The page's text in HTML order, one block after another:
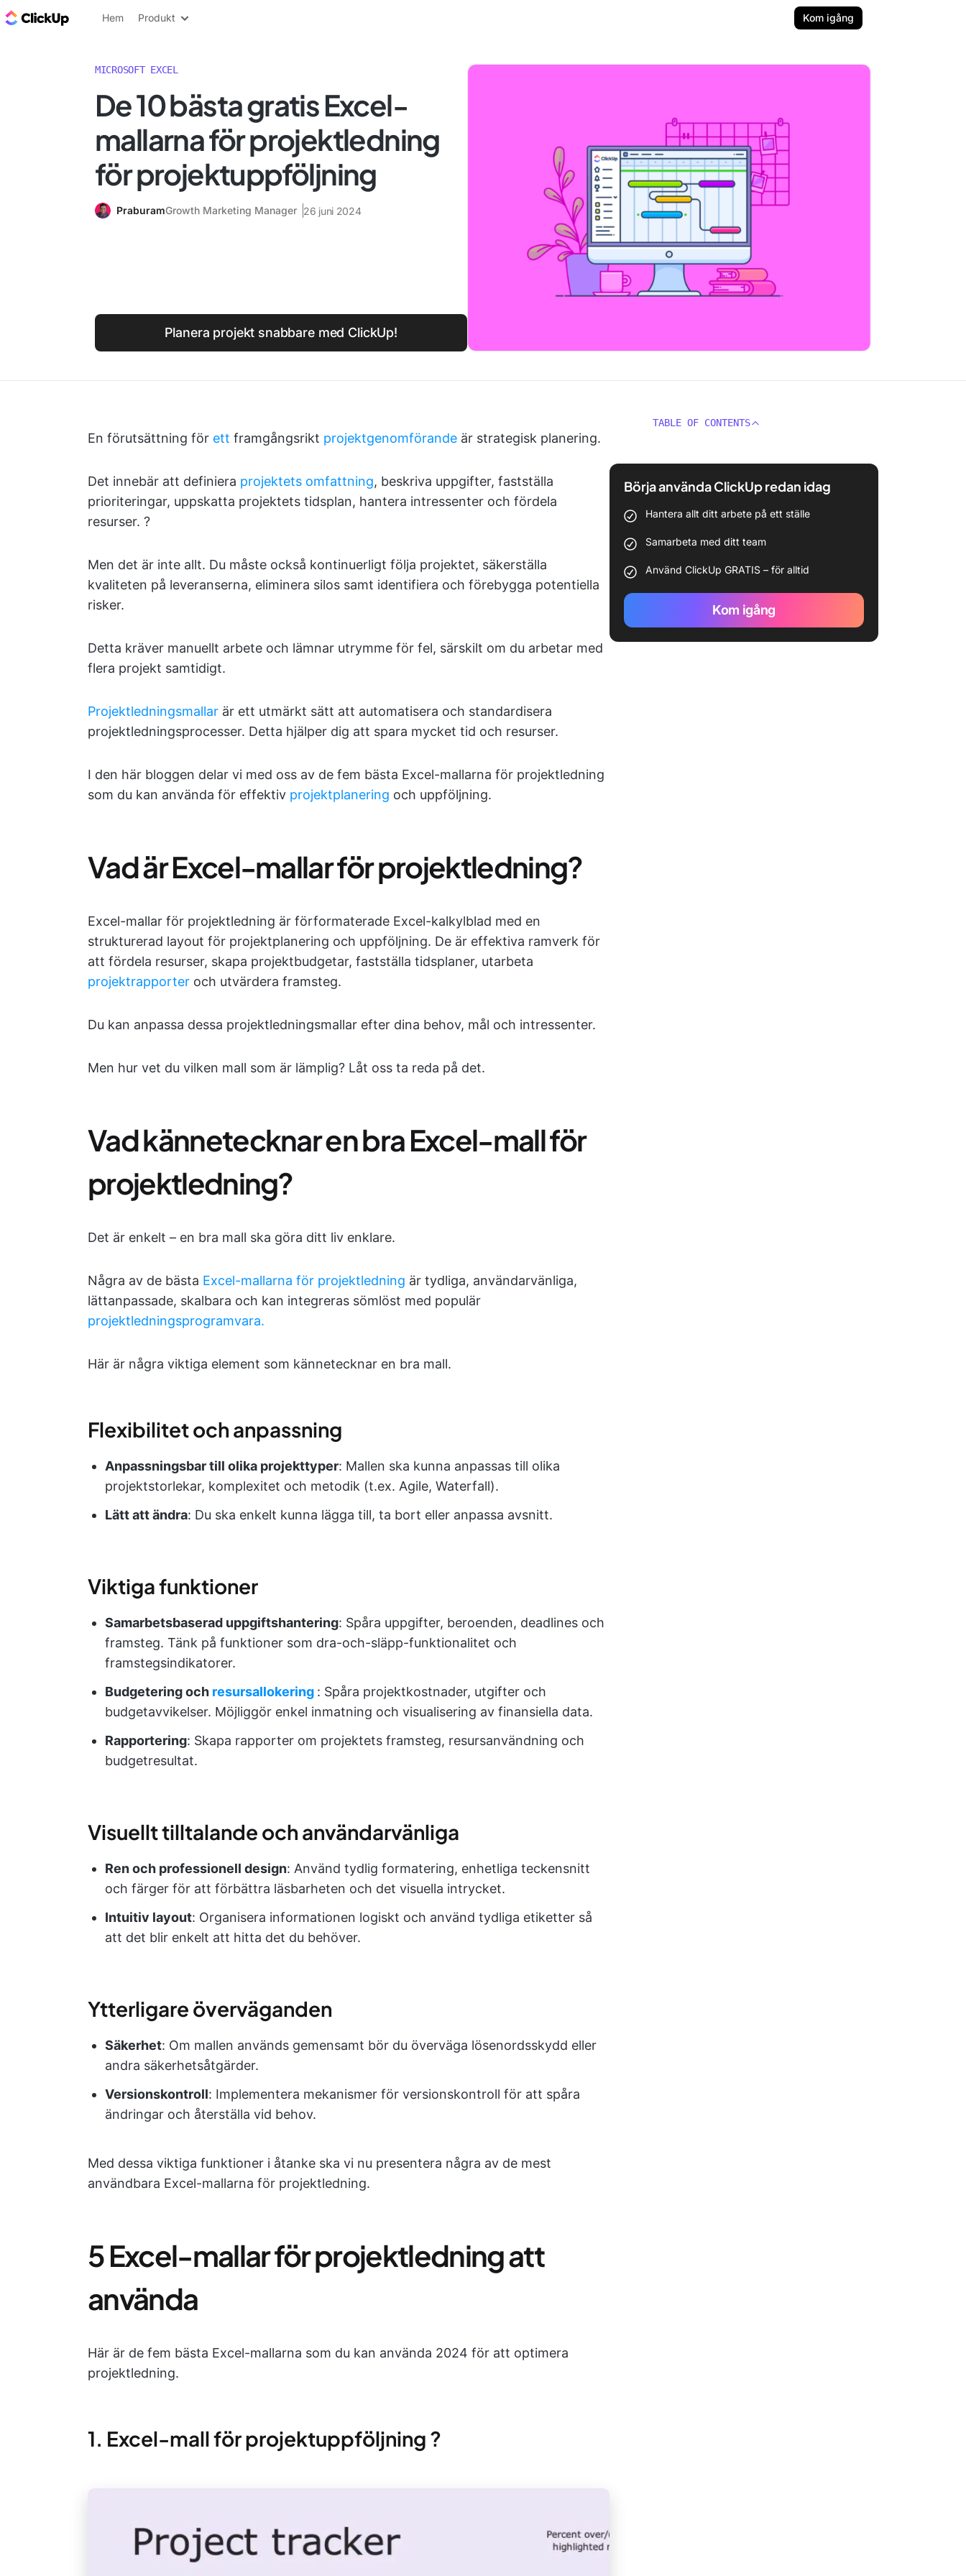
ClickUp-bloggen
Hem Produkt Kom igång
MICROSOFT EXCEL
De 10 bästa gratis Excel-
mallarna för projektledning
för projektuppföljning
PraburamGrowth Marketing Manager 26 juni 2024
Planera projekt snabbare med ClickUp!
En förutsättning för ett framgångsrikt projektgenomförande är strategisk planering.
Det innebär att definiera projektets omfattning, beskriva uppgifter, fastställa
prioriteringar, uppskatta projektets tidsplan, hantera intressenter och fördela
resurser. ?
Men det är inte allt. Du måste också kontinuerligt följa projektet, säkerställa
kvaliteten på leveranserna, eliminera silos samt identifiera och förebygga potentiella
risker.
Detta kräver manuellt arbete och lämnar utrymme för fel, särskilt om du arbetar med
flera projekt samtidigt.
Projektledningsmallar är ett utmärkt sätt att automatisera och standardisera
projektledningsprocesser. Detta hjälper dig att spara mycket tid och resurser.
I den här bloggen delar vi med oss av de fem bästa Excel-mallarna för projektledning
som du kan använda för effektiv projektplanering och uppföljning.
Vad är Excel-mallar för projektledning?
Excel-mallar för projektledning är förformaterade Excel-kalkylblad med en
strukturerad layout för projektplanering och uppföljning. De är effektiva ramverk för
att fördela resurser, skapa projektbudgetar, fastställa tidsplaner, utarbeta
projektrapporter och utvärdera framsteg.
Du kan anpassa dessa projektledningsmallar efter dina behov, mål och intressenter.
Men hur vet du vilken mall som är lämplig? Låt oss ta reda på det.
Vad kännetecknar en bra Excel-mall för
projektledning?
Det är enkelt – en bra mall ska göra ditt liv enklare.
Några av de bästa Excel-mallarna för projektledning är tydliga, användarvänliga,
lättanpassade, skalbara och kan integreras sömlöst med populär
projektledningsprogramvara.
Här är några viktiga element som kännetecknar en bra mall.
Flexibilitet och anpassning
Anpassningsbar till olika projekttyper: Mallen ska kunna anpassas till olika
projektstorlekar, komplexitet och metodik (t.ex. Agile, Waterfall).
Lätt att ändra: Du ska enkelt kunna lägga till, ta bort eller anpassa avsnitt.
Viktiga funktioner
Samarbetsbaserad uppgiftshantering: Spåra uppgifter, beroenden, deadlines och
framsteg. Tänk på funktioner som dra-och-släpp-funktionalitet och
framstegsindikatorer.
Budgetering och resursallokering : Spåra projektkostnader, utgifter och
budgetavvikelser. Möjliggör enkel inmatning och visualisering av finansiella data.
Rapportering: Skapa rapporter om projektets framsteg, resursanvändning och
budgetresultat.
Visuellt tilltalande och användarvänliga
Ren och professionell design: Använd tydlig formatering, enhetliga teckensnitt
och färger för att förbättra läsbarheten och det visuella intrycket.
Intuitiv layout: Organisera informationen logiskt och använd tydliga etiketter så
att det blir enkelt att hitta det du behöver.
Ytterligare överväganden
Säkerhet: Om mallen används gemensamt bör du överväga lösenordsskydd eller
andra säkerhetsåtgärder.
Versionskontroll: Implementera mekanismer för versionskontroll för att spåra
ändringar och återställa vid behov.
Med dessa viktiga funktioner i åtanke ska vi nu presentera några av de mest
användbara Excel-mallarna för projektledning.
5 Excel-mallar för projektledning att
använda
Här är de fem bästa Excel-mallarna som du kan använda 2024 för att optimera
projektledning.
1. Excel-mall för projektuppföljning ?
TABLE OF CONTENTS
Börja använda ClickUp redan idag
Hantera allt ditt arbete på ett ställe
Samarbeta med ditt team
Använd ClickUp GRATIS – för alltid
Kom igång